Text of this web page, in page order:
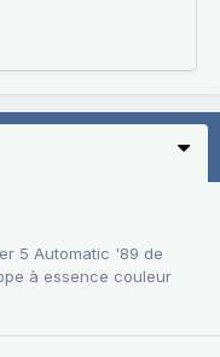
5 Automatic '89 de
à essence couleur